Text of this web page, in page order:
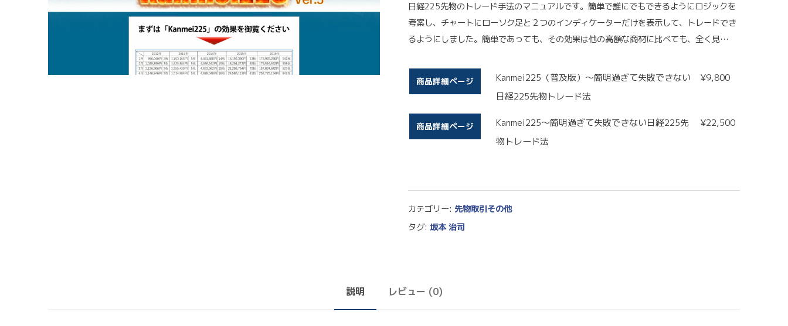
日経225先物のトレード手法のマニュアルです。簡単で誰にでもできるようにロジックを
考案し、チャートにローソク足と２つのインディケーターだけを表示して、トレードでき
るようにしました。簡単であっても、その効果は他の高額な商材に比べても、全く見…
商品詳細ページ
Kanmei225（普及版）〜簡明過ぎて失敗できない
日経225先物トレード法
¥9,800
商品詳細ページ
Kanmei225〜簡明過ぎて失敗できない日経225先
物トレード法
¥22,500
カテゴリー: 先物取引その他
タグ: 坂本 治司
説明 レビュー (0)